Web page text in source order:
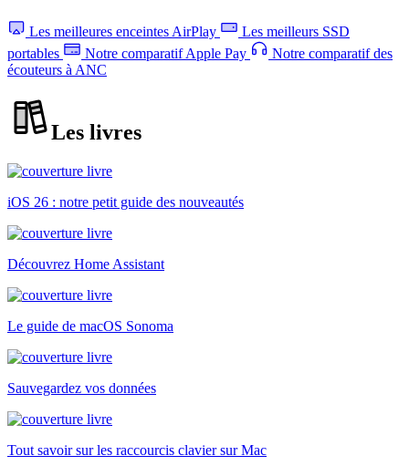
Les meilleures enceintes AirPlay
Les meilleurs SSD
portables
Notre comparatif Apple Pay
Notre comparatif des
écouteurs à ANC
Les livres
iOS 26 : notre petit guide des nouveautés
Découvrez Home Assistant
Le guide de macOS Sonoma
Sauvegardez vos données
Tout savoir sur les raccourcis clavier sur Mac